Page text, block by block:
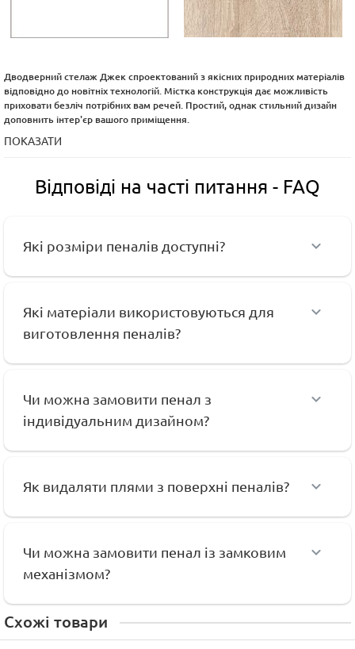
Дводверний стелаж Джек спроектований з якісних природних матеріалів
відповідно до новітніх технологій. Містка конструкція дає можливість
приховати безліч потрібних вам речей. Простий, однак стильний дизайн
доповнить інтер'єр вашого приміщення.
ПОКАЗАТИ
Відповіді на часті питання - FAQ
Які розміри пеналів доступні?
Які матеріали використовуються для
виготовлення пеналів?
Чи можна замовити пенал з
індивідуальним дизайном?
Як видаляти плями з поверхні пеналів?
Чи можна замовити пенал із замковим
механізмом?
Схожі товари